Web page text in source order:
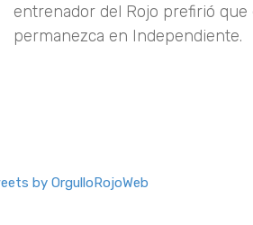
entrenador del Rojo prefirió que
permanezca en Independiente.
by OrgulloRojoWeb